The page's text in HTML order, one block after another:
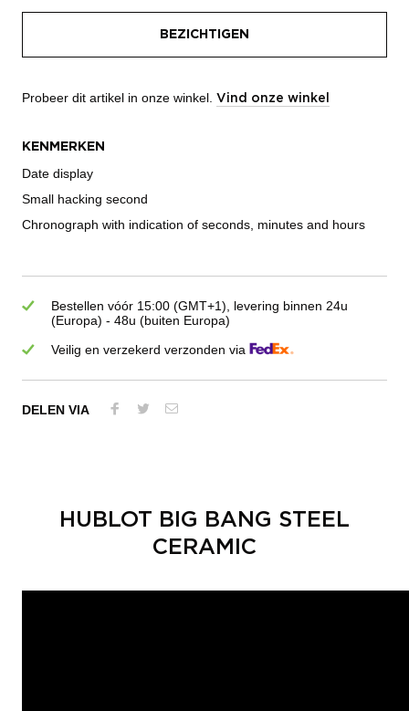
BEZICHTIGEN
Probeer dit artikel in onze winkel. Vind onze winkel
KENMERKEN
Date display
Small hacking second
Chronograph with indication of seconds, minutes and hours
Bestellen vóór 15:00 (GMT+1), levering binnen 24u
(Europa) - 48u (buiten Europa)
Veilig en verzekerd verzonden via
DELEN VIA
HUBLOT BIG BANG STEEL
CERAMIC